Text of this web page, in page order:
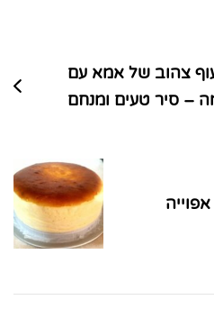
צהוב של אמא עם
– סיר טעים ומנחם